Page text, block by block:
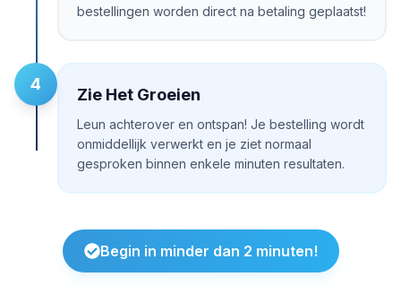
bestellingen worden direct na betaling geplaatst!
4
Zie Het Groeien
Leun achterover en ontspan! Je bestelling wordt
onmiddellijk verwerkt en je ziet normaal
gesproken binnen enkele minuten resultaten.
Begin in minder dan 2 minuten!